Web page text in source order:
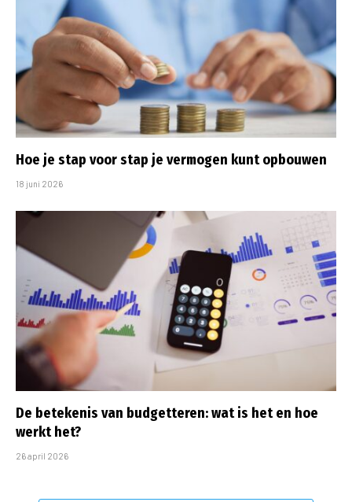
Hoe je stap voor stap je vermogen kunt opbouwen
18 juni 2026
De betekenis van budgetteren: wat is het en hoe
werkt het?
26 april 2026